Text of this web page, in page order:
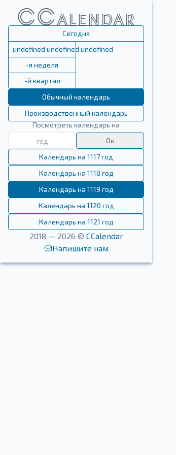
Сегодня
undefined undefined undefined
-я неделя
-й квартал
Обычный календарь
Производственный календарь
Посмотреть календарь на
Ок
Календарь на 1117 год
Календарь на 1118 год
Календарь на 1119 год
Календарь на 1120 год
Календарь на 1121 год
2018 — 2026 © CCalendar
Напишите нам